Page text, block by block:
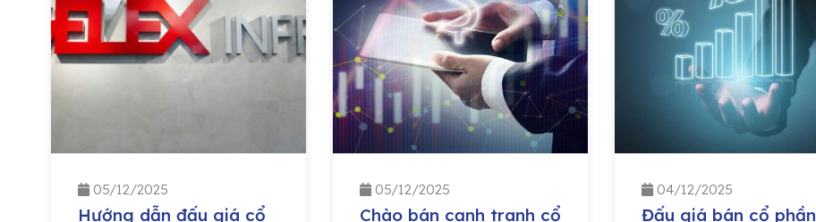
05/12/2025
Hướng dẫn đấu giá cổ
05/12/2025
Chào bán cạnh tranh cổ
04/12/2025
Đấu giá bán cổ phần